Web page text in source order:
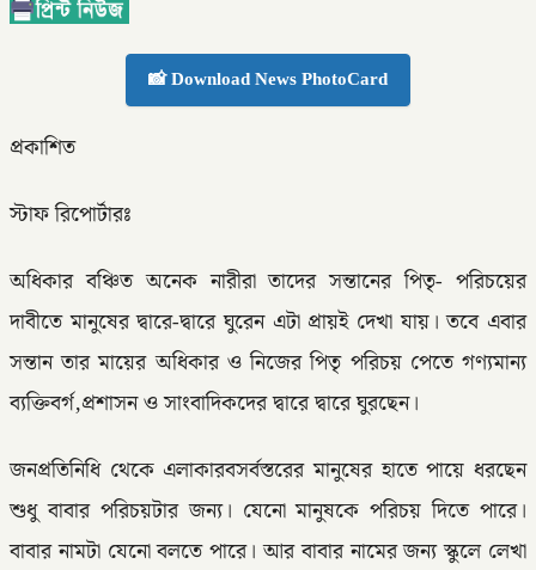
📸 Download News PhotoCard
প্রকাশিত
স্টাফ রিপোর্টারঃ
অধিকার বঞ্চিত অনেক নারীরা তাদের সন্তানের পিতৃ- পরিচয়ের
দাবীতে মানুষের দ্বারে-দ্বারে ঘুরেন এটা প্রায়ই দেখা যায়। তবে এবার
সন্তান তার মায়ের অধিকার ও নিজের পিতৃ পরিচয় পেতে গণ্যমান্য
ব্যক্তিবর্গ,প্রশাসন ও সাংবাদিকদের দ্বারে দ্বারে ঘুরছেন।
জনপ্রতিনিধি থেকে এলাকারবসর্বস্তরের মানুষের হাতে পায়ে ধরছেন
শুধু বাবার পরিচয়টার জন্য। যেনো মানুষকে পরিচয় দিতে পারে।
বাবার নামটা যেনো বলতে পারে। আর বাবার নামের জন্য স্কুলে লেখা